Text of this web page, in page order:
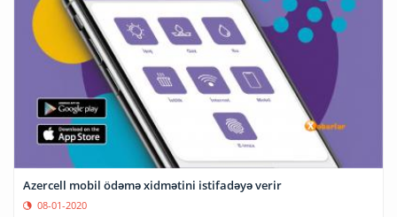
Azercell mobil ödəmə xidmətini istifadəyə verir
08-01-2020